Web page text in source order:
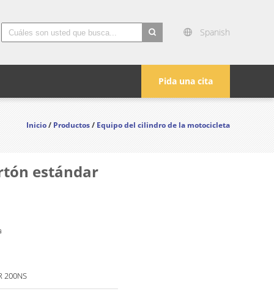
Spanish
Pida una cita
Inicio/Productos/Equipo del cilindro de la motocicleta
estándar
200NS